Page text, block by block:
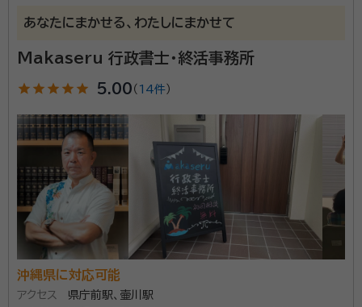
経歴： 青山学院大法学部卒、渋谷区入区
事務所口コミ（抜粋）：
account_circle 満足度 5.0
ご利用時期：2025/11
面談の感想
とても詳しく説明うけ、自宅からも近く、見積り金額で納得し、全てお任せ
できると思い、ご依頼しました。
契約後の感想
事細かに進捗状況を報告いただき、とても安心です。順調に進んでます。
私自身が動く事がほとんどないのは、とても助かります。
相続処理件数多数。難度の高い手続きや複雑な案件に
も対応可能。
あなたにまかせる、わたしにまかせて
Makaseru 行政書士・終活事務所
star star star star star 5.00 （ 14件）
沖縄県に対応可能
アクセス
県庁前駅、壷川駅